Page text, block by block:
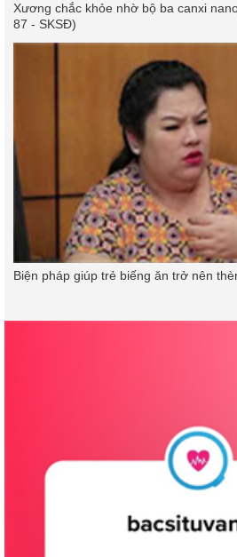
Xương chắc khỏe nhờ bộ ba canxi
87 - SKSĐ)
Biện pháp giúp trẻ biếng ăn trở nên